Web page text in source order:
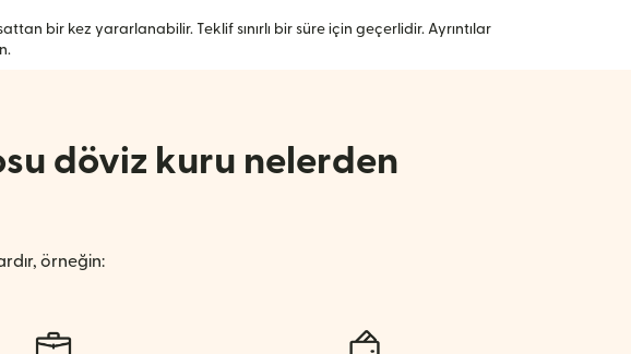
bir kez yararlanabilir. Teklif sınırlı bir süre için geçerlidir. Ayrıntılar
açılır)
döviz kuru nelerden
örneğin: